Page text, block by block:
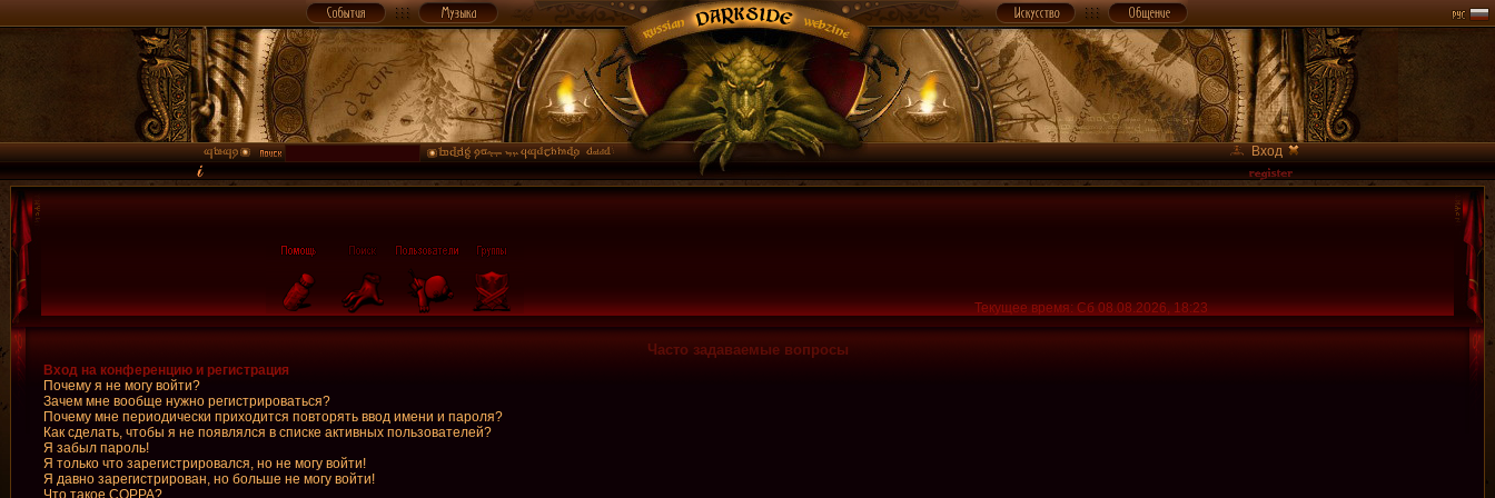
Вход
Текущее время: Сб 08.08.2026, 18:23
Часто задаваемые вопросы
Вход на конференцию и регистрация
Почему я не могу войти?
Зачем мне вообще нужно регистрироваться?
Почему мне периодически приходится повторять ввод имени и пароля?
Как сделать, чтобы я не появлялся в списке активных пользователей?
Я забыл пароль!
Я только что зарегистрировался, но не могу войти!
Я давно зарегистрирован, но больше не могу войти!
Что такое COPPA?